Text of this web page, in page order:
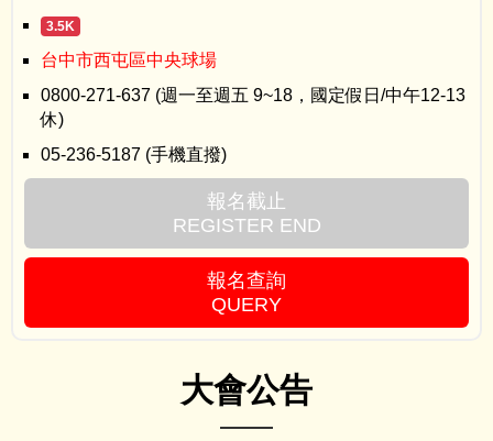
大會公告
3.5K
台中市西屯區中央球場
0800-271-637 (週一至週五 9~18，國定假日/中午12-13
休)
05-236-5187 (手機直撥)
報名截止
REGISTER END
報名查詢
QUERY